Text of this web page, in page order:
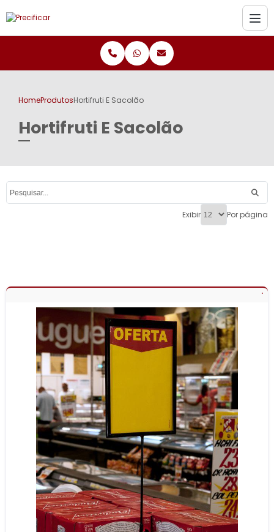
HomeProdutosHortifruti E Sacolão
Hortifruti E Sacolão
Exibir Por página